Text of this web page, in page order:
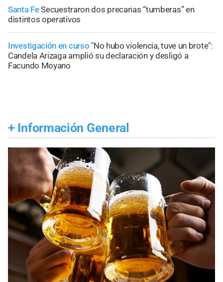
Santa FeSecuestraron dos precarias “tumberas” en
distintos operativos
Investigación en curso "No hubo violencia, tuve un brote":
Candela Arizaga amplió su declaración y desligó a
Facundo Moyano
+ Información General